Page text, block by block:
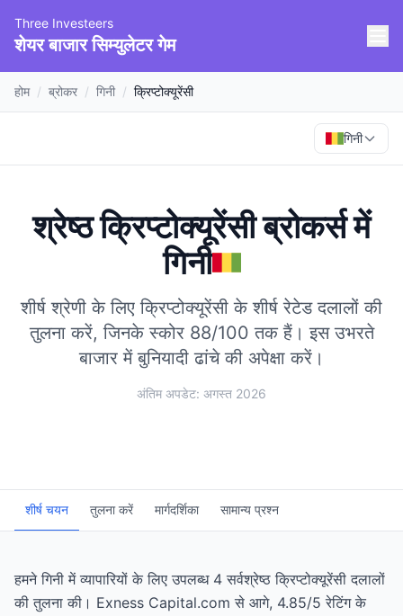
Three Investeers
शेयर बाजार सिम्युलेटर गेम
होम / ब्रोकर / गिनी / क्रिप्टोक्यूरेंसी
गिनी
श्रेष्ठ क्रिप्टोक्यूरेंसी ब्रोकर्समें
गिनी
शीर्ष श्रेणी के लिए क्रिप्टोक्यूरेंसी के शीर्ष रेटेड दलालों की
तुलना करें, जिनके स्कोर 88/100 तक हैं। इस उभरते
बाजार में बुनियादी ढांचे की अपेक्षा करें।
अंतिम अपडेट: अगस्त 2026
शीर्ष चयन तुलना करें मार्गदर्शिका सामान्य प्रश्न
हमने गिनी में व्यापारियों के लिए उपलब्ध 4 सर्वश्रेष्ठ क्रिप्टोक्यूरेंसी दलालों
की तुलना की। Exness Capital.com से आगे, 4.85/5 रेटिंग के